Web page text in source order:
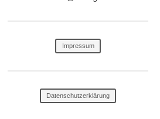
Impressum
Datenschutzerklärung